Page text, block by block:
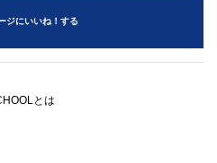
ジにいいね！する
とは